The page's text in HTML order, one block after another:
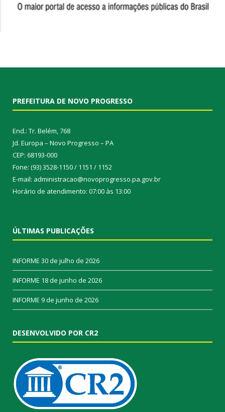
PREFEITURA DE NOVO PROGRESSO
End.: Tr. Belém, 768
Jd. Europa – Novo Progresso – PA
CEP: 68193-000
Fone: (93) 3528-1150 / 1151 / 1152
E-mail: administracao@novoprogresso.pa.gov.br
Horário de atendimento: 07:00 às 13:00
ÚLTIMAS PUBLICAÇÕES
INFORME 30 de julho de 2026
INFORME 18 de junho de 2026
INFORME 9 de junho de 2026
DESENVOLVIDO POR CR2